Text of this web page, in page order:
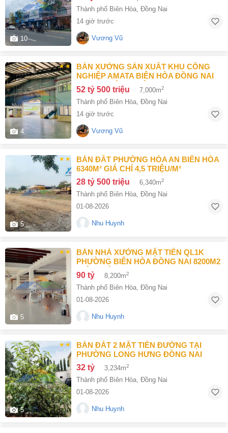
10
Thành phố Biên Hòa, Đồng Nai
14 giờ trước
Vương Vũ
4
BÁN XƯỞNG SẢN XUẤT KHU CÔNG
NGHIỆP AMATA BIÊN HÒA ĐỒNG NAI
7000M2 GIÁ 52,5 TỶ
52 tỷ 500 triệu 7,000m2
Thành phố Biên Hòa, Đồng Nai
14 giờ trước
Vương Vũ
5
BÁN ĐẤT PHƯỜNG HÓA AN BIÊN HÒA
6340M² GIÁ CHỈ 4,5 TRIỆU/M²
28 tỷ 500 triệu 6,340m2
Thành phố Biên Hòa Đồng Nai
01-08-2026
Nhu Huynh
5
BÁN NHÀ XƯỞNG MẶT TIỀN QL1K
PHƯỜNG BIÊN HÒA ĐỒNG NAI 8200M2
GIÁ 90 TỶ
90 tỷ 8,200m2
Thành phố Biên Hòa, Đồng Nai
01-08-2026
Nhu Huynh
5
BÁN ĐẤT 2 MẶT TIỀN ĐƯỜNG TẠI
PHƯỜNG LONG HƯNG ĐỒNG NAI
32 tỷ 3,234m2
Thành phố Biên Hòa Đồng Nai
01-08-2026
Nhu Huynh